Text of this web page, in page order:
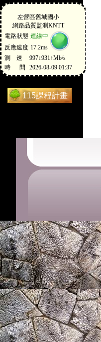
115課程計畫
:::